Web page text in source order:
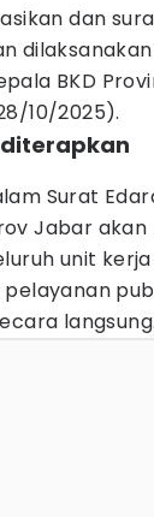
dan
BKD
10/2025).
diterapkan
Surat
Jabar
unit
langsung.